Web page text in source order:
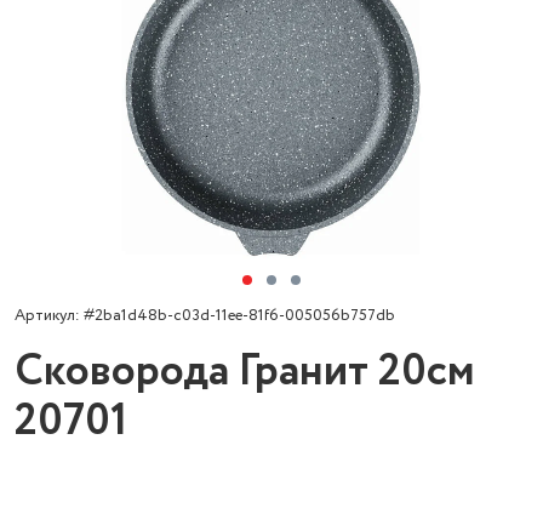
Артикул: #2ba1d48b-c03d-11ee-81f6-005056b757db
Сковорода Гранит 20см
20701